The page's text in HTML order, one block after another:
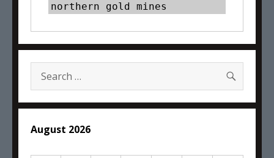
northern gold mines
Search
for:
August 2026